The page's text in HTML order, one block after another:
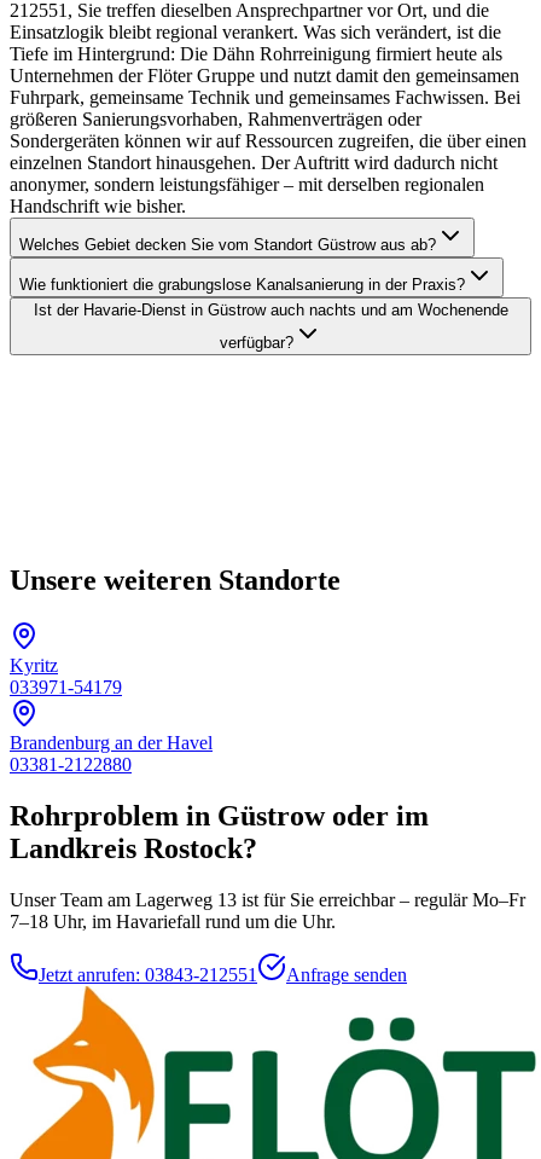
212551, Sie treffen dieselben Ansprechpartner vor Ort, und die
Einsatzlogik bleibt regional verankert. Was sich verändert, ist die
Tiefe im Hintergrund: Die Dähn Rohrreinigung firmiert heute als
Unternehmen der Flöter Gruppe und nutzt damit den gemeinsamen
Fuhrpark, gemeinsame Technik und gemeinsames Fachwissen. Bei
größeren Sanierungsvorhaben, Rahmenverträgen oder
Sondergeräten können wir auf Ressourcen zugreifen, die über einen
einzelnen Standort hinausgehen. Der Auftritt wird dadurch nicht
anonymer, sondern leistungsfähiger – mit derselben regionalen
Handschrift wie bisher.
Welches Gebiet decken Sie vom Standort Güstrow aus ab?
Wie funktioniert die grabungslose Kanalsanierung in der Praxis?
Ist der Havarie-Dienst in Güstrow auch nachts und am Wochenende
verfügbar?
Unsere weiteren Standorte
Kyritz
033971-54179
Brandenburg an der Havel
03381-2122880
Rohrproblem in Güstrow oder im
Landkreis Rostock?
Unser Team am Lagerweg 13 ist für Sie erreichbar – regulär Mo–Fr
7–18 Uhr, im Havariefall rund um die Uhr.
Jetzt anrufen: 03843-212551 Anfrage senden